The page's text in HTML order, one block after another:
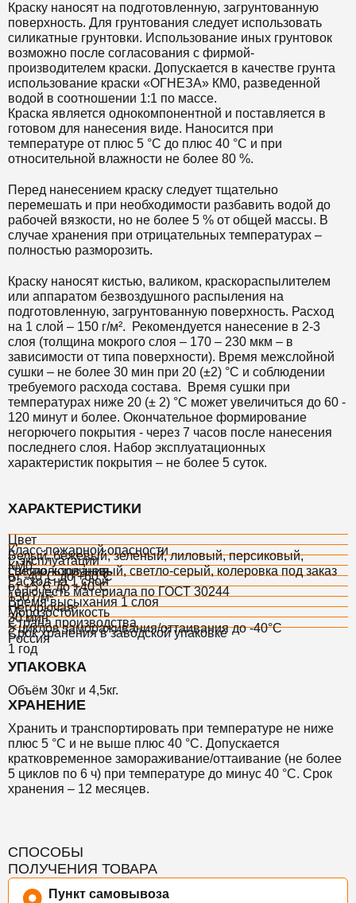
Краску наносят на подготовленную, загрунтованную
поверхность. Для грунтования следует использовать
силикатные грунтовки. Использование иных грунтовок
возможно после согласования с фирмой-
производителем краски. Допускается в качестве грунта
использование краски «ОГНЕЗА» КМ0, разведенной
водой в соотношении 1:1 по массе.
Краска является однокомпонентной и поставляется в
готовом для нанесения виде. Наносится при
температуре от плюс 5 °С до плюс 40 °С и при
относительной влажности не более 80 %.
Перед нанесением краску следует тщательно
перемешать и при необходимости разбавить водой до
рабочей вязкости, но не более 5 % от общей массы. В
случае хранения при отрицательных температурах –
полностью разморозить.
Краску наносят кистью, валиком, краскораспылителем
или аппаратом безвоздушного распыления на
подготовленную, загрунтованную поверхность. Расход
на 1 слой – 150 г/м². Рекомендуется нанесение в 2-3
слоя (толщина мокрого слоя – 170 – 230 мкм – в
зависимости от типа поверхности). Время межслойной
сушки – не более 30 мин при 20 (±2) °С и соблюдении
требуемого расхода состава. Время сушки при
температурах ниже 20 (± 2) °С может увеличиться до 60 -
120 минут и более. Окончательное формирование
негорючего покрытия - через 7 часов после нанесения
последнего слоя. Набор эксплуатационных
характеристик покрытия – не более 5 суток.
ХАРАКТЕРИСТИКИ
Цвет
Белый, бежевый, зеленый, лиловый, персиковый,
светло-коричневый, светло-серый, колеровка под заказ
Класс пожарной опасности
КМ0
t° эксплуатации
от -40°С до +60°С
t° использования
от +5°С до +40°С
Расход на 1 слой
150 г/м²
Горючесть материала по ГОСТ 30244
Негорючая
Время высыхания 1 слоя
30 мин
Морозостойкость
5 циклов замораживания/оттаивания до -40°С
Страна производства
Россия
Срок хранения в заводской упаковке
1 год
УПАКОВКА
Объём 30кг и 4,5кг.
ХРАНЕНИЕ
Хранить и транспортировать при температуре не ниже
плюс 5 °С и не выше плюс 40 °С. Допускается
кратковременное замораживание/оттаивание (не более
5 циклов по 6 ч) при температуре до минус 40 °С. Срок
хранения – 12 месяцев.
СПОСОБЫ
ПОЛУЧЕНИЯ ТОВАРА
Пункт самовывоза